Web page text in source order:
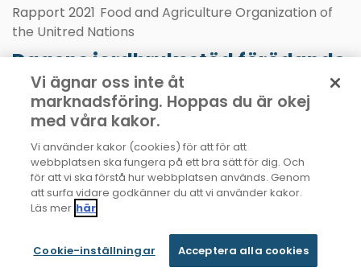
Rapport 2021 Food and Agriculture Organization of
the Unitred Nations
Dagens jordbruksstöd förödande
för miljön
Varje år delas hundratals miljarder dollar ut i
jordbruksstöd världen över. Det är pengar som skulle
kunna revolutionera jordbrukssektorn och göra den mer
hållbar för både miljö och människor. Istället är stöden
till stor del utformade för att upprätthålla befintliga
jordbrukssystem vilket försvårar för världen att nå
målen i Parisavtalet.
Vi ägnar oss inte åt
marknadsföring. Hoppas du är okej
med våra kakor.
Vi använder kakor (cookies) för att för att
webbplatsen ska fungera på ett bra sätt för dig. Och
för att vi ska förstå hur webbplatsen används. Genom
att surfa vidare godkänner du att vi använder kakor.
Läs mer här
Cookie-inställningar Acceptera alla cookies